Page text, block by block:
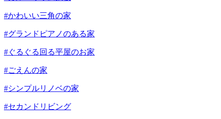
#かわいい三角の家
#グランドピアノのある家
#ぐるぐる回る平屋のお家
#ごえんの家
#シンプルリノベの家
#セカンドリビング